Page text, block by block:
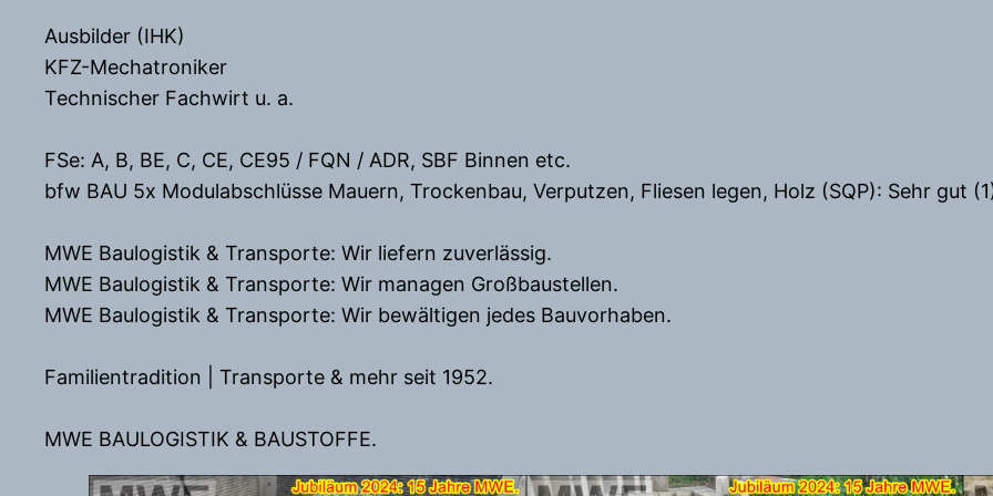
Ausbilder (IHK)
KFZ-Mechatroniker
Technischer Fachwirt u. a.
FSe: A, B, BE, C, CE, CE95 / FQN / ADR, SBF Binnen etc.
bfw BAU 5x Modulabschlüsse Mauern, Trockenbau, Verputzen, Fliesen legen, Holz (SQP): Sehr gut
MWE Baulogistik & Transporte: Wir liefern zuverlässig.
MWE Baulogistik & Transporte: Wir managen Großbaustellen.
MWE Baulogistik & Transporte: Wir bewältigen jedes Bauvorhaben.
Familientradition | Transporte & mehr seit 1952.
MWE BAULOGISTIK & BAUSTOFFE.